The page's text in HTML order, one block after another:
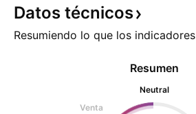
Datos técnicos
Resumiendo lo que los indicadores
Resumen
Neutral
Venta